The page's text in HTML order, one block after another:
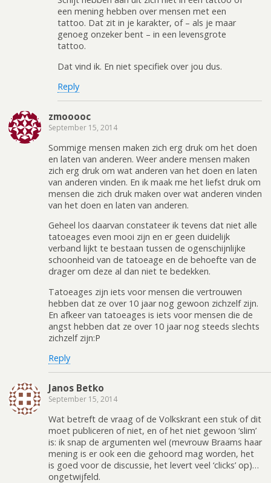
een mening hebben over mensen met een
tattoo. Dat zit in je karakter, of – als je maar
genoeg onzeker bent – in een levensgrote
tattoo.
Dat vind ik. En niet specifiek over jou dus.
Reply
zmooooc
September 15, 2014
Sommige mensen maken zich erg druk om het doen
en laten van anderen. Weer andere mensen maken
zich erg druk om wat anderen van het doen en laten
van anderen vinden. En ik maak me het liefst druk om
mensen die zich druk maken over wat anderen vinden
van het doen en laten van anderen.
Geheel los daarvan constateer ik tevens dat niet alle
tatoeages even mooi zijn en er geen duidelijk
verband lijkt te bestaan tussen de ogenschijnlijke
schoonheid van de tatoeage en de behoefte van de
drager om deze al dan niet te bedekken.
Tatoeages zijn iets voor mensen die vertrouwen
hebben dat ze over 10 jaar nog gewoon zichzelf zijn.
En afkeer van tatoeages is iets voor mensen die de
angst hebben dat ze over 10 jaar nog steeds slechts
zichzelf zijn:P
Reply
Janos Betko
September 15, 2014
Wat betreft de vraag of de Volkskrant een stuk of dit
moet publiceren of niet, en of het niet gewoon ‘slim’
is: ik snap de argumenten wel (mevrouw Braams haar
mening is er ook een die gehoord mag worden, het
is goed voor de discussie, het levert veel ‘clicks’ op)…
ongetwijfeld.